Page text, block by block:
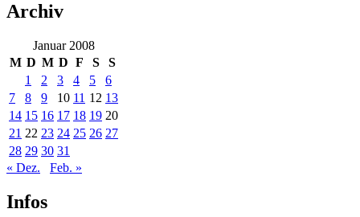
Archiv
Januar 2008
M D M D F S
S
1
2 3 4 5
6
7
8 9 10 11 12 13
14 15 16 17 18 19 20
21 22 23 24 25 26 27
28 29 30 31
« Dez.
Feb. »
Infos